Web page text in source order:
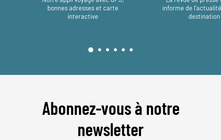
bonnes adresses et carte
interactive
informe de
destination
Abonnez-vous à notre
newsletter